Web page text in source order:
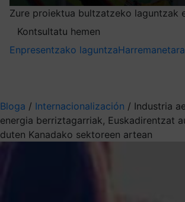
Zure proiektua bultzatzeko laguntzak
Kontsultatu hemen
Enpresentzako laguntza
Bloga / Internacionalización / Industria
energia berriztagarriak, Euskadirentzat
duten Kanadako sektoreen artean